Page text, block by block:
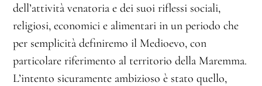
dell’attività venatoria e dei suoi riflessi sociali,
religiosi, economici e alimentari in un periodo che
per semplicità definiremo il Medioevo, con
particolare riferimento al territorio della Maremma.
L’intento sicuramente ambizioso è stato quello,